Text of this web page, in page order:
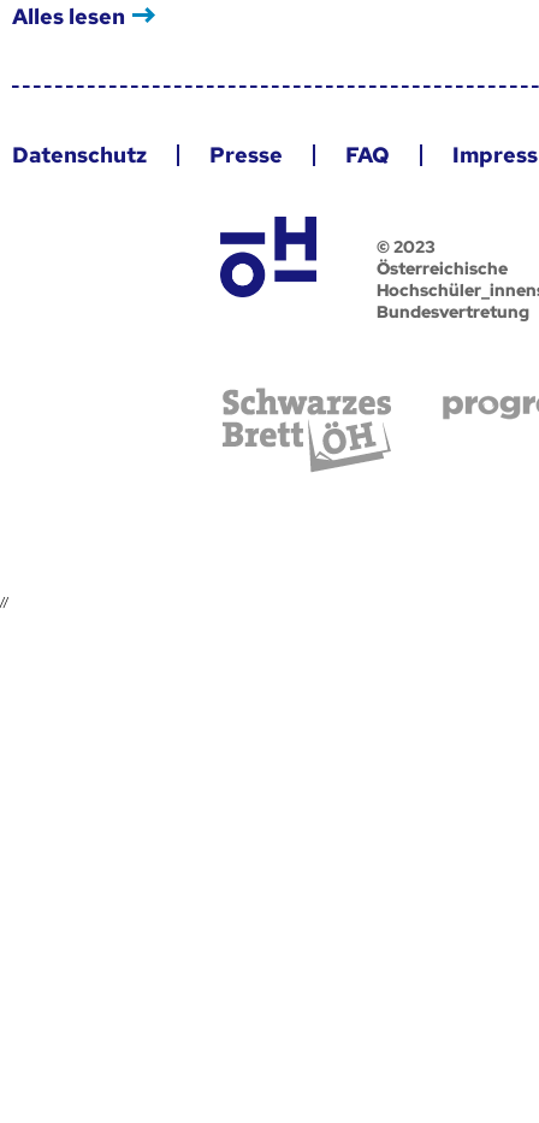
Alles lesen
Datenschutz Presse FAQ
© 2023
Österreichische
Bundesvertretung
//